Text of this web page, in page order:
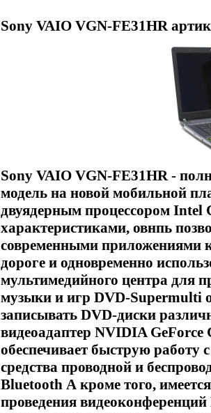
Sony VAIO VGN-FE31HR
Sony VAIO VGN-FE31HR -
модель на новой мобильной
двуядерным процессором Intel
характеристиками, овнпь
современными приложениями
дороге и одновременно
мультимедийного центра для
музыки и игр DVD-Supermulti
записывать DVD-диски
видеоадаптер NVIDIA
обеспечивает быструю работу
средства проводной и
Bluetooth А кроме того,
проведения